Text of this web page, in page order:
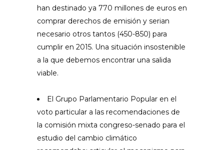
han destinado ya 770 millones de euros en
comprar derechos de emisión y serian
necesario otros tantos (450-850) para
cumplir en 2015. Una situación insostenible
a la que debemos encontrar una salida
viable.
El Grupo Parlamentario Popular en el
voto particular a las recomendaciones de
la comisión mixta congreso-senado para el
estudio del cambio climático